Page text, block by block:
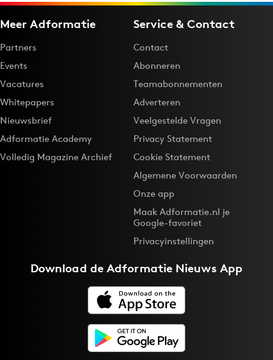
Meer Adformatie
Partners
Events
Vacatures
Whitepapers
Nieuwsbrief
Adformatie Academy
Volledig Magazine Archief
Service & Contact
Contact
Abonneren
Teamabonnementen
Adverteren
Veelgestelde Vragen
Privacy Statement
Cookie Statement
Algemene Voorwaarden
Onze app
Maak Adformatie.nl je
Google-favoriet
Privacyinstellingen
Download deAdformatie Nieuws App